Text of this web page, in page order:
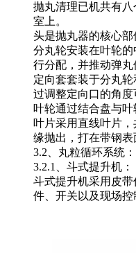
抛丸清理已机共有
室上。
头是抛丸器的核心
分丸轮安装在叶轮
行分配，并推动弹丸
定向套套装于分丸
过调整定向口的角
叶轮通过结合盘与
叶片采用直线叶片
缘抛出，打在带钢
3.2、丸粒循环系统：
3.2.1、斗式提升机：
斗式提升机采用皮
件、开关以及现场控